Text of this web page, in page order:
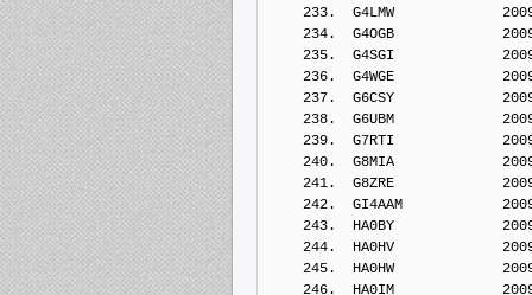
233.  G4LMW
234.  G4OGB
235.  G4SGI
236.  G4WGE
237.  G6CSY
238.  G6UBM
239.  G7RTI
240.  G8MIA
241.  G8ZRE
242.  GI4AAM
243.  HA0BY
244.  HA0HV
245.  HA0HW
246.  HA0IM